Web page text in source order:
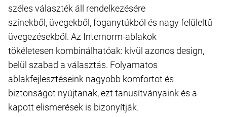
széles választék áll rendelkezésére
színekből, üvegekből, foganytúkból és nagy felüleltű
üvegezésekből. Az Internorm-ablakok
tökéletesen kombinálhatóak: kívül azonos design,
belül szabad a választás. Folyamatos
ablakfejlesztéseink nagyobb komfortot és
biztonságot nyújtanak, ezt tanusítványaink és a
kapott elismerések is bizonyítják.